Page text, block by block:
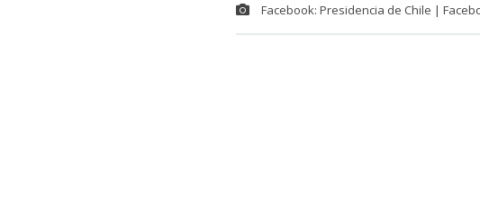
Facebook: Presidencia de Chile |